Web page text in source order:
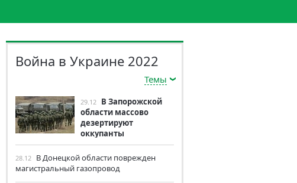
Война в Украине 2022
Темы
29.12 В Запорожской
области массово
дезертируют
оккупанты
28.12 В Донецкой области поврежден
магистральный газопровод